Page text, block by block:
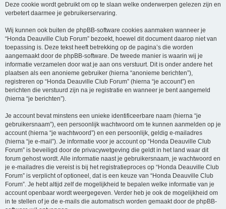
Deze cookie wordt gebruikt om op te slaan welke onderwerpen gelezen zijn en
verbetert daarmee je gebruikerservaring.
Wij kunnen ook buiten de phpBB-software cookies aanmaken wanneer je
“Honda Deauville Club Forum” bezoekt, hoewel dit document daarop niet van
toepassing is. Deze tekst heeft betrekking op de pagina’s die worden
aangemaakt door de phpBB-software. De tweede manier is waarin wij je
informatie verzamelen door wat je aan ons verstuurt. Dit is onder andere het
plaatsen als een anonieme gebruiker (hierna “anonieme berichten”),
registreren op “Honda Deauville Club Forum” (hierna “je account”) en
berichten die verstuurd zijn na je registratie en wanneer je bent aangemeld
(hierna “je berichten”).
Je account bevat minstens een unieke identificeerbare naam (hierna “je
gebruikersnaam”), een persoonlijk wachtwoord om te kunnen aanmelden op je
account (hierna “je wachtwoord”) en een persoonlijk, geldig e-mailadres
(hierna “je e-mail”). Je informatie voor je account op “Honda Deauville Club
Forum” is beveiligd door de privacywetgeving die geldt in het land waar dit
forum gehost wordt. Alle informatie naast je gebruikersnaam, je wachtwoord en
je e-mailadres die vereist is bij het registratieproces op “Honda Deauville Club
Forum” is verplicht of optioneel, dat is een keuze van “Honda Deauville Club
Forum”. Je hebt altijd zelf de mogelijkheid te bepalen welke informatie van je
account openbaar wordt weergegeven. Verder heb je ook de mogelijkheid om
in te stellen of je de e-mails die automatisch worden gemaakt door de phpBB-